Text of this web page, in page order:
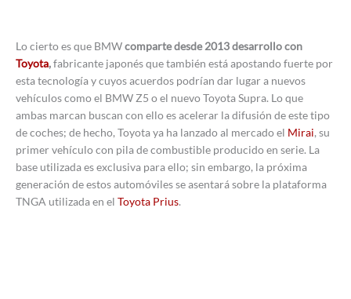
Lo cierto es que BMWcomparte desde 2013 desarrollo con
Toyota,fabricante japonés que también está apostando fuerte por
esta tecnología y cuyos acuerdos podrían dar lugar a nuevos
vehículos como el BMW Z5 o el nuevo Toyota Supra. Lo que
ambas marcan buscan con ello es acelerar la difusión de este tipo
de coches; de hecho, Toyota ya ha lanzado al mercado el Mirai, su
primer vehículo con pila de combustible producido en serie. La
base utilizada es exclusiva para ello; sin embargo, la próxima
generación de estos automóviles se asentará sobre la plataforma
TNGA utilizada en el Toyota Prius.